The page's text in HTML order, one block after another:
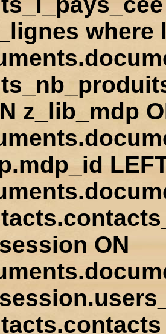
where
z_lib_mdp
ON